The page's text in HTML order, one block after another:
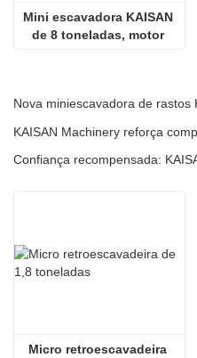
Mini escavadora KAISAN
de 8 toneladas, motor
Micro retroescavadeira